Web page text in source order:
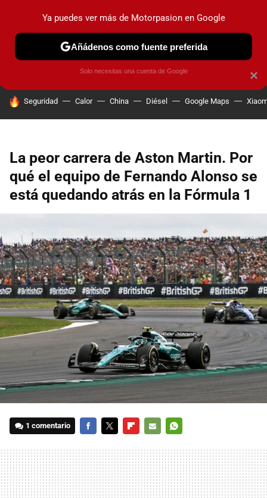
PRUEBAS COCHES ELÉCTRICOS OBSERVATORIO
HOY SE HABLA DE
Seguridad Calor China Diésel Google Maps
La peor carrera de Aston Martin. Por
qué el equipo de Fernando Alonso se
está quedando atrás en la Fórmula 1
1 comentario
MAIL
×
Ya puedes ver más de Motorpasion en Google
Añádenos como fuente preferida
Solo necesitas una cuenta de Google